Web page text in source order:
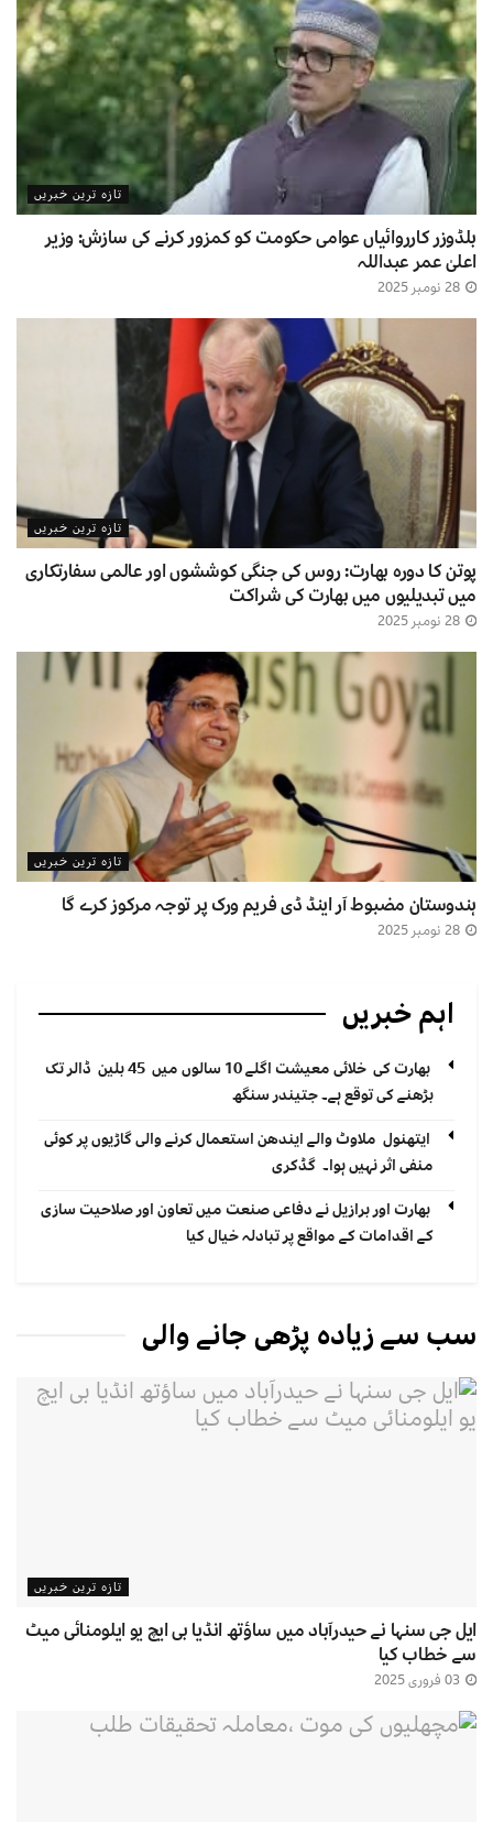
تازہ ترین خبریں
بلڈوزر کارروائیاں عوامی حکومت کو کمزور کرنے کی سازش: وزیر
اعلیٰ عمر عبداللہ
تازہ ترین خبریں
پوتن کا دورہ بھارت: روس کی جنگی کوششوں اور عالمی سفارتکاری
میں تبدیلیوں میں بھارت کی شراکت
تازہ ترین خبریں
ہندوستان مضبوط آر اینڈ ڈی فریم ورک پر توجہ مرکوز کرے گا
اہم خبریں
بھارت کی خلائی معیشت اگلے 10 سالوں میں 45 بلین ڈالر تک
بڑھنے کی توقع ہے۔ جتیندر سنگھ
ایتھنول ملاوٹ والے ایندھن استعمال کرنے والی گاڑیوں پر کوئی
منفی اثر نہیں ہوا۔ گڈکری
بھارت اور برازیل نے دفاعی صنعت میں تعاون اور صلاحیت سازی
کے اقدامات کے مواقع پر تبادلہ خیال کیا
سب سے زیادہ پڑھی جانے والی
تازہ ترین خبریں
ایل جی سنہا نے حیدرآباد میں ساؤتھ انڈیا بی ایچ یو ایلومنائی میٹ
سے خطاب کیا